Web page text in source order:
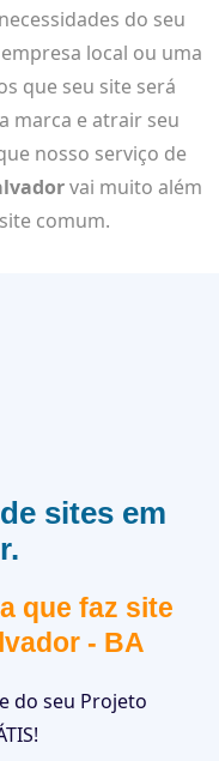
do seu
local ou uma
que seu site será
marca e atrair seu
nosso serviço de
vai muito além
comum.
sites em
que faz site
- BA
do seu Projeto